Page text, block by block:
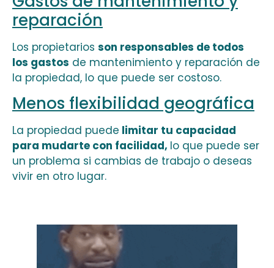
reparación
Los propietarios son responsables de todos
los gastos de mantenimiento y reparación de
la propiedad, lo que puede ser costoso.
Menos flexibilidad geográfica
La propiedad puede limitar tu capacidad
para mudarte con facilidad, lo que puede ser
un problema si cambias de trabajo o deseas
vivir en otro lugar.